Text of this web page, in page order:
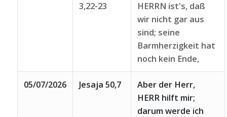
3,22-23
HERRN ist's, daß
wir nicht gar aus
sind; seine
Barmherzigkeit hat
noch kein Ende,
05/07/2026 Jesaja 50,7
Aber der Herr,
HERR hilft mir;
darum werde ich